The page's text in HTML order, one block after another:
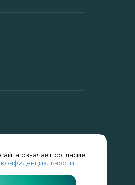
означает согласие